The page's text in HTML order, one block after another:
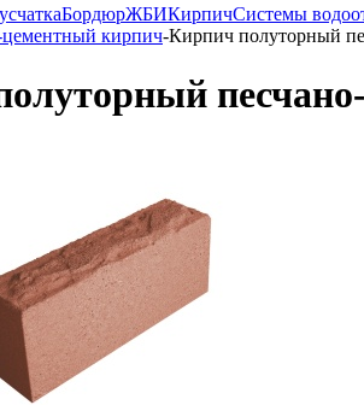
БордюрЖБИКирпичСистемы
кирпич-Кирпич полуторный